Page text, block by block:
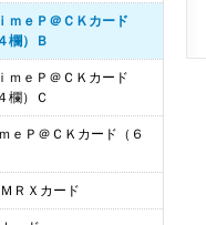
ｍｅＰ＠ＣＫカード
欄）Ｂ
ｍｅＰ＠ＣＫカード
欄）Ｃ
ｅＰ＠ＣＫカード（６
ＲＸカード